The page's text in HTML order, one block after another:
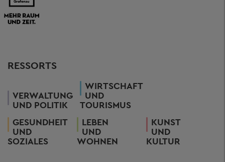
RESSORTS
VERWALTUNG
UND POLITIK
WIRTSCHAFT
UND
TOURISMUS
GESUNDHEIT
UND
SOZIALES
LEBEN
UND
WOHNEN
KUNST
UND
KULTUR